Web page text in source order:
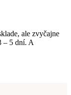
ale zvyčajne
– 5 dní. A